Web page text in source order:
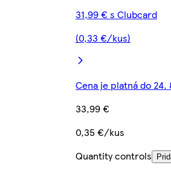
31,99 € s Clubcard
(0,33 €/kus)
Cena je platná do 24.
33,99 €
0,35 €/kus
Quantity controls